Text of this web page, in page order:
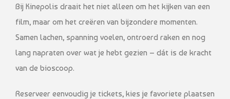
Bij Kinepolis draait het niet alleen om het kijken van een
film, maar om het creëren van bijzondere momenten.
Samen lachen, spanning voelen, ontroerd raken en nog
lang napraten over wat je hebt gezien – dát is de kracht
van de bioscoop.
Reserveer eenvoudig je tickets, kies je favoriete plaatsen